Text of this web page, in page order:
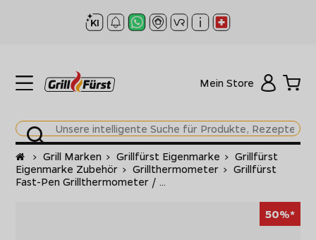
Mein Store
Startseite
> Grill Marken > Grillfürst Eigenmarke > Grillfürst
Eigenmarke Zubehör > Grillthermometer > Grillfürst
Fast-Pen Grillthermometer / ...
50%*